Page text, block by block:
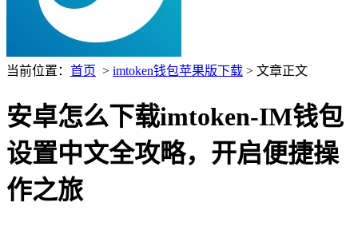
当前位置： 首页 > imtoken钱包苹果版下载 > 文章正文
安卓怎么下载imtoken-IM钱包
设置中文全攻略，开启便捷操
作之旅